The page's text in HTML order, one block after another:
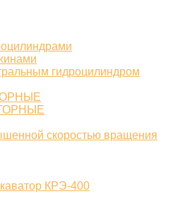
гидроцилиндром
скоростью вращения
КРЭ-400